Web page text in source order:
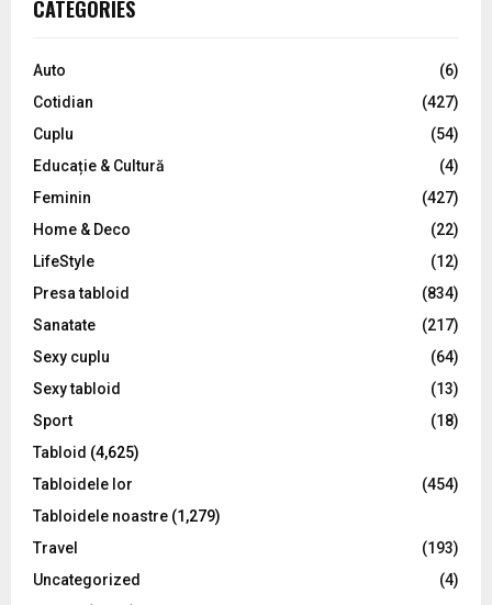
h
o
:
C
CATEGORIES
Auto
(6)
Cotidian
(427)
Cuplu
(54)
Educație & Cultură
(4)
Feminin
(427)
Home & Deco
(22)
LifeStyle
(12)
Presa tabloid
(834)
Sanatate
(217)
Sexy cuplu
(64)
Sexy tabloid
(13)
Sport
(18)
Tabloid (4,625)
Tabloidele lor
(454)
Tabloidele noastre (1,279)
Travel
(193)
Uncategorized
(4)